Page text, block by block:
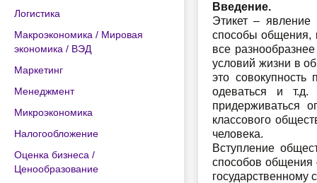
Логистика
Макроэкономика / Мировая
экономика / ВЭД
Маркетинг
Менеджмент
Микроэкономика
Налогообложение
Оценка бизнеса /
Ценообразование
Введение.
Этикет – явление
способы общения,
все
условий жизни в
это
одеваться и
придерживаться
классового
человека.
Вступление
способов
государственному